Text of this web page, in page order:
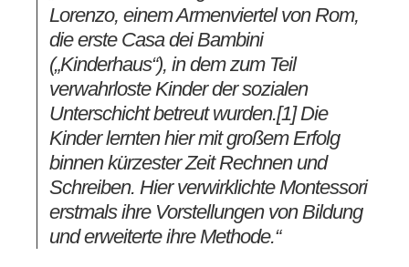
Lorenzo, einem Armenviertel von Rom,
die erste Casa dei Bambini
(„Kinderhaus“), in dem zum Teil
verwahrloste Kinder der sozialen
Unterschicht betreut wurden.[1] Die
Kinder lernten hier mit großem Erfolg
binnen kürzester Zeit Rechnen und
Schreiben. Hier verwirklichte Montessori
erstmals ihre Vorstellungen von Bildung
und erweiterte ihre Methode.“